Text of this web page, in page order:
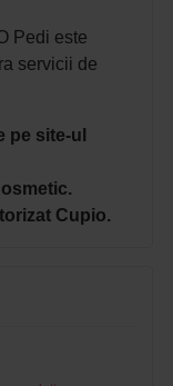
Pedi este
servicii de
site-ul
Cupio.